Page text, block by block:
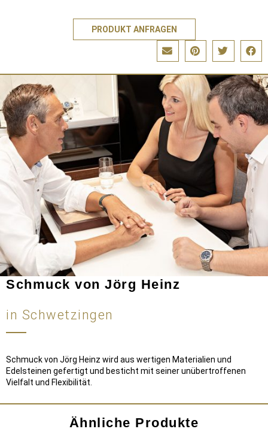
PRODUKT ANFRAGEN
Schmuck von Jörg Heinz
in Schwetzingen
Schmuck von Jörg Heinz wird aus wertigen Materialien und
Edelsteinen gefertigt und besticht mit seiner unübertroffenen
Vielfalt und Flexibilität.
Ähnliche Produkte